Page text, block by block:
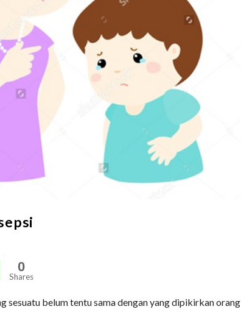
0
Shares
sesuatu belum tentu sama dengan yang dipikirkan orang